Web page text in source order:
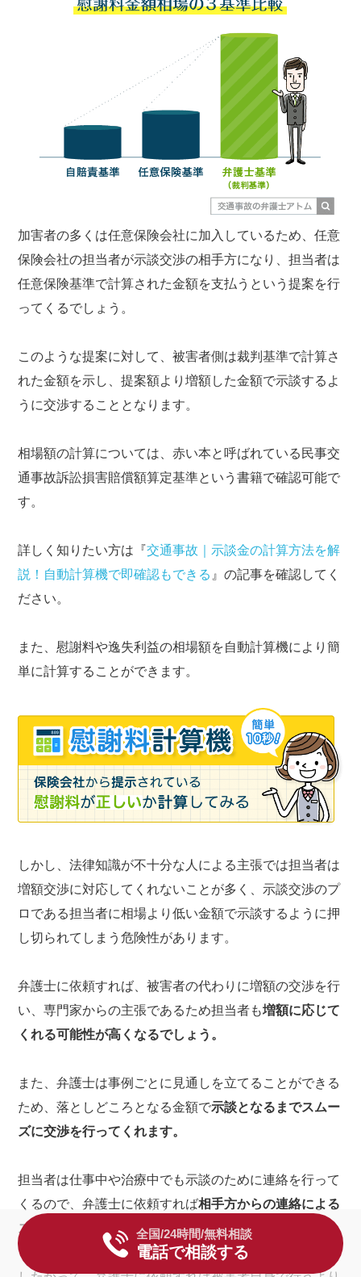
加害者の多くは任意保険会社に加入しているため、任意
保険会社の担当者が示談交渉の相手方になり、担当者は
任意保険基準で計算された金額を支払うという提案を行
ってくるでしょう。
このような提案に対して、被害者側は裁判基準で計算さ
れた金額を示し、提案額より増額した金額で示談するよ
うに交渉することとなります。
相場額の計算については、赤い本と呼ばれている民事交
通事故訴訟損害賠償額算定基準という書籍で確認可能で
す。
詳しく知りたい方は『交通事故｜示談金の計算方法を解
説！自動計算機で即確認もできる 』の記事を確認してく
ださい。
また、慰謝料や逸失利益の相場額を自動計算機により簡
単に計算することができます。
しかし、法律知識が不十分な人による主張では担当者は
増額交渉に対応してくれないことが多く、示談交渉のプ
ロである担当者に相場より低い金額で示談するように押
し切られてしまう危険性があります。
弁護士に依頼すれば、被害者の代わりに増額の交渉を行
い、専門家からの主張であるため担当者も増額に応じて
くれる可能性が高くなるでしょう。
また、弁護士は事例ごとに見通しを立てることができる
ため、落としどころとなる金額で示談となるまでスムー
ズに交渉を行ってくれます。
担当者は仕事中や治療中でも示談のために連絡を行って
くるので、弁護士に依頼すれば相手方からの連絡による
ストレスからも解放されるでしょう。
全国/24時間/無料相談
電話で相談する